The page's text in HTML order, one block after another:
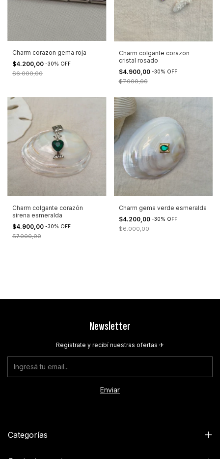
Charm corazon gema roja
$4.200,00 -30% OFF
$6.000,00
Charm colgante corazon
cristal rosado
$4.900,00 -30% OFF
$7.000,00
Charm colgante corazón
sirena esmeralda
$4.900,00 -30% OFF
$7.000,00
Charm gema verde esmeralda
$4.200,00 -30% OFF
$6.000,00
Newsletter
Registrate y recibí nuestras ofertas ✈︎
Categorías